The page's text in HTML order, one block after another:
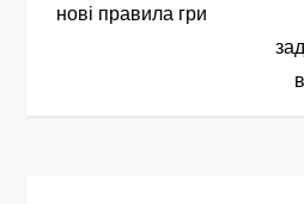
і
нові правила гри